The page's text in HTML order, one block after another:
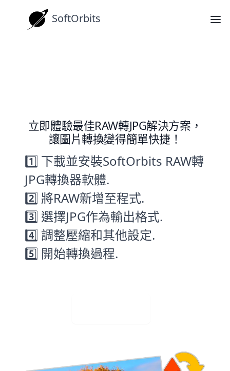
SoftOrbits
立即體驗最佳RAW轉JPG解決方案，
讓圖片轉換變得簡單快捷！
1️⃣ 下載並安裝SoftOrbits RAW轉
JPG轉換器軟體.
2️⃣ 將RAW新增至程式.
3️⃣ 選擇JPG作為輸出格式.
4️⃣ 調整壓縮和其他設定.
5️⃣ 開始轉換過程.